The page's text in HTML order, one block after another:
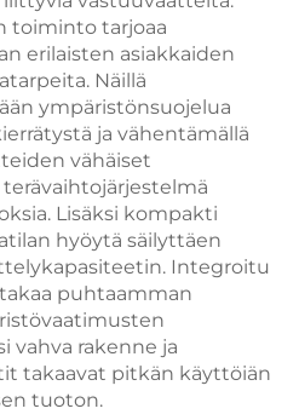
toiminto tarjoaa
erilaisten asiakkaiden
Näillä
ympäristönsuojelua
ja vähentämällä
vähäiset
Lisäksi kompakti
hyöytä säilyttäen
Integroitu
puhtaamman
vahva rakenne ja
takaavat pitkän käyttöiän
tuoton.